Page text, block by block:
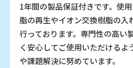
1年間の製品保証付きです。使
脂の再生やイオン交換樹脂の入
行っております。専門性の高い
く安心してご使用いただけるよ
や課題解決に努めています。